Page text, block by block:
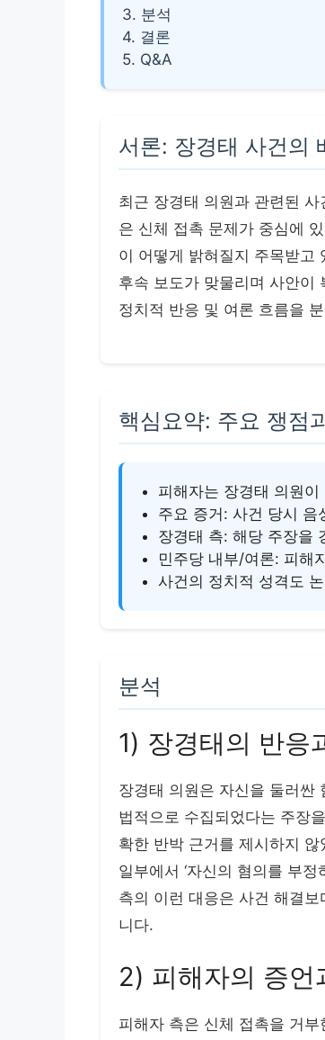
3. 분석
4. 결론
5. Q&A
서론: 장경태 사건의
최근 장경태 의원과 관련된
은 신체 접촉 문제가 중심에
이 어떻게 밝혀질지 주목받고
후속 보도가 맞물리며 사안이
정치적 반응 및 여론 흐름을
핵심요약: 주요 쟁점
피해자는 장경태 의원
주요 증거: 사건 당시 음
장경태 측: 해당 주장을
민주당 내부/여론: 피해
사건의 정치적 성격도
분석
1) 장경태의 반응
장경태 의원은 자신을 둘러싼
법적으로 수집되었다는 주장
확한 반박 근거를 제시하지
일부에서 ‘자신의 혐의를 부
측의 이런 대응은 사건 해결
니다.
2) 피해자의 증언
피해자 측은 신체 접촉을 거